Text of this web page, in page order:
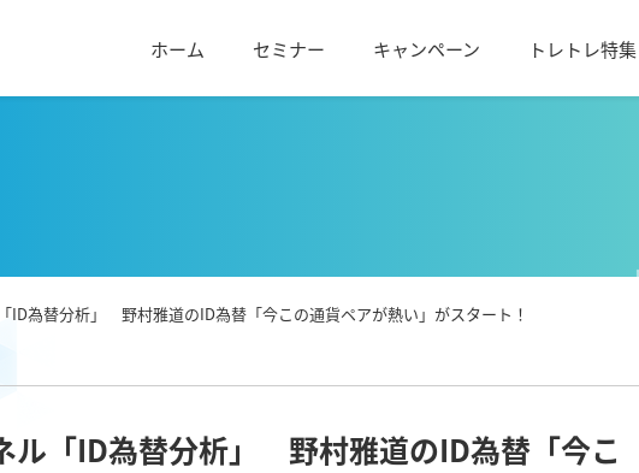
ホーム セミナー キャンペーン トレトレ特集
為替分析」 野村雅道のID為替「今この通貨ペアが熱い」がスタート！
ル「ID為替分析」 野村雅道のID為替「今こ